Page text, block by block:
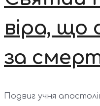
віра, що
за
Подвиг учня